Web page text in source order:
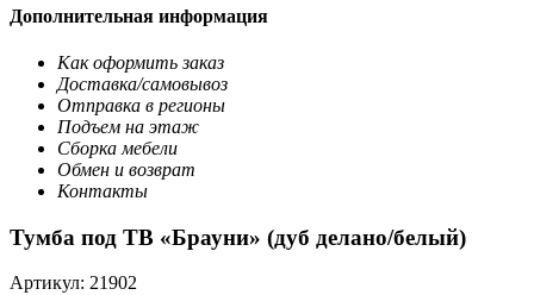
Дополнительная информация
Как оформить заказ
Доставка/самовывоз
Отправка в регионы
Подъем на этаж
Сборка мебели
Обмен и возврат
Контакты
Тумба под ТВ «Брауни» (дуб делано/белый)
Артикул: 21902